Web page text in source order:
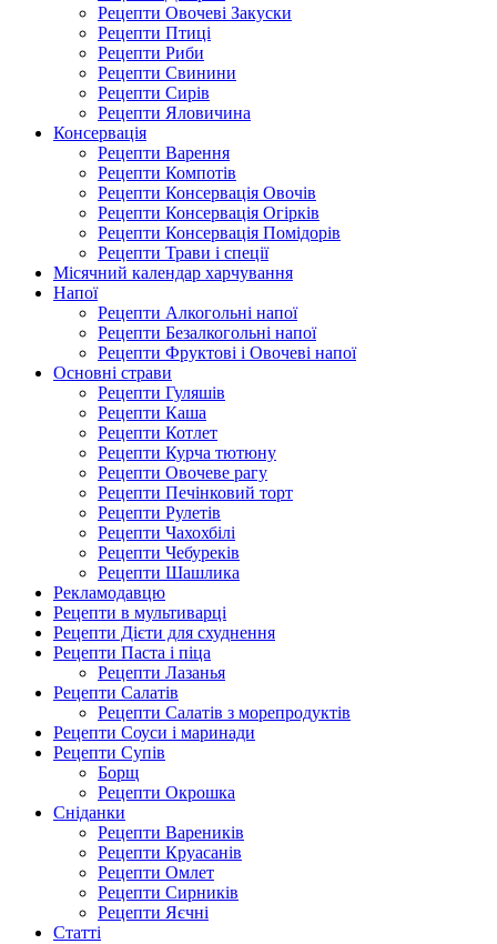
Рецепти Овочеві Закуски
Рецепти Птиці
Рецепти Риби
Рецепти Свинини
Рецепти Сирів
Рецепти Яловичина
Консервація
Рецепти Варення
Рецепти Компотів
Рецепти Консервація Овочів
Рецепти Консервація Огірків
Рецепти Консервація Помідорів
Рецепти Трави і спеції
Місячний календар харчування
Напої
Рецепти Алкогольні напої
Рецепти Безалкогольні напої
Рецепти Фруктові і Овочеві напої
Основні страви
Рецепти Гуляшів
Рецепти Каша
Рецепти Котлет
Рецепти Курча тютюну
Рецепти Овочеве рагу
Рецепти Печінковий торт
Рецепти Рулетів
Рецепти Чахохбілі
Рецепти Чебуреків
Рецепти Шашлика
Рекламодавцю
Рецепти в мультиварці
Рецепти Дієти для схуднення
Рецепти Паста і піца
Рецепти Лазанья
Рецепти Салатів
Рецепти Салатів з морепродуктів
Рецепти Соуси і маринади
Рецепти Супів
Борщ
Рецепти Окрошка
Сніданки
Рецепти Вареників
Рецепти Круасанів
Рецепти Омлет
Рецепти Сирників
Рецепти Яєчні
Статті